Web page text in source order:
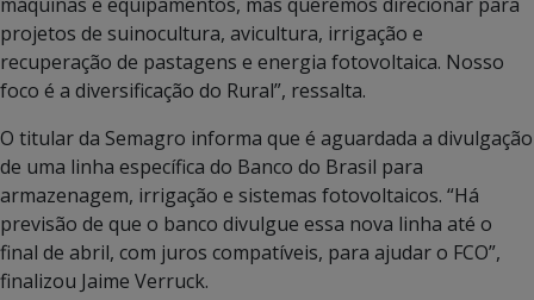
projetos de suinocultura, avicultura, irrigação e
recuperação de pastagens e energia fotovoltaica. Nosso
foco é a diversificação do Rural”, ressalta.
O titular da Semagro informa que é aguardada a divulgação
de uma linha específica do Banco do Brasil para
armazenagem, irrigação e sistemas fotovoltaicos. “Há
previsão de que o banco divulgue essa nova linha até o
final de abril, com juros compatíveis, para ajudar o FCO”,
finalizou Jaime Verruck.